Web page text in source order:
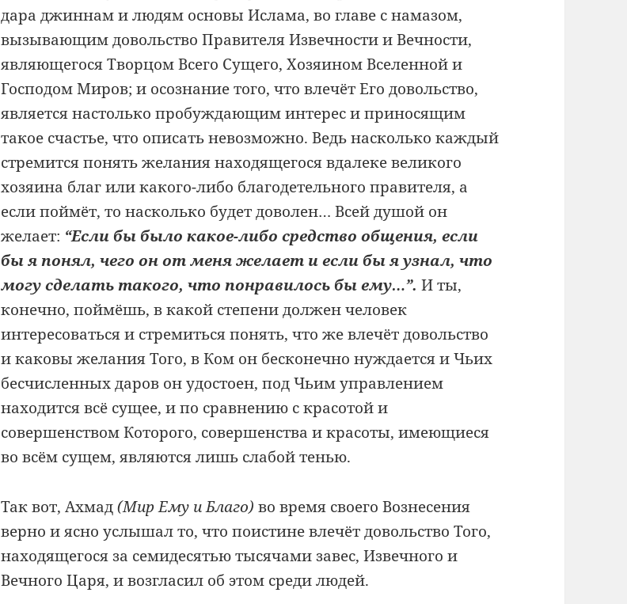
дара джиннам и людям основы Ислама, во главе с намазом,
вызывающим довольство Правителя Извечности и Вечности,
являющегося Творцом Всего Сущего, Хозяином Вселенной и
Господом Миров; и осознание того, что влечёт Его довольство,
является настолько пробуждающим интерес и приносящим
такое счастье, что описать невозможно. Ведь насколько каждый
стремится понять желания находящегося вдалеке великого
хозяина благ или какого-либо благодетельного правителя, а
если поймёт, то насколько будет доволен… Всей душой он
желает: “Если бы было какое-либо средство общения, если
бы я понял, чего он от меня желает и если бы я узнал, что
могу сделать такого, что понравилось бы ему…”. И ты,
конечно, поймёшь, в какой степени должен человек
интересоваться и стремиться понять, что же влечёт довольство
и каковы желания Того, в Ком он бесконечно нуждается и Чьих
бесчисленных даров он удостоен, под Чьим управлением
находится всё сущее, и по сравнению с красотой и
совершенством Которого, совершенства и красоты, имеющиеся
во всём сущем, являются лишь слабой тенью.
Так вот, Ахмад(Мир Ему и Благо) во время своего Вознесения
верно и ясно услышал то, что поистине влечёт довольство Того,
находящегося за семидесятью тысячами завес, Извечного и
Вечного Царя, и возгласил об этом среди людей.